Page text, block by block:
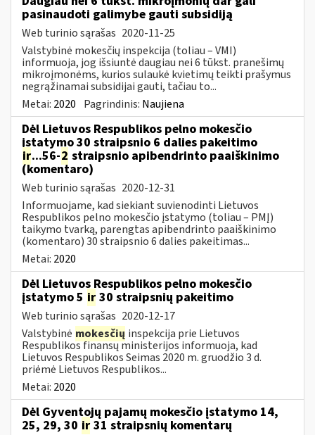
pasinaudoti galimybe gauti subsidiją
Web turinio sąrašas 2020-11-25
Valstybinė mokesčių inspekcija (toliau – VMI)
informuoja, jog išsiuntė daugiau nei 6 tūkst. pranešimų
mikroįmonėms, kurios sulaukė kvietimų teikti prašymus
negrąžinamai subsidijai gauti, tačiau to...
Metai: 2020 Pagrindinis: Naujiena
Dėl Lietuvos Respublikos pelno mokesčio
įstatymo 30 straipsnio 6 dalies pakeitimo
ir...56-2 straipsnio apibendrinto paaiškinimo
(komentaro)
Web turinio sąrašas 2020-12-31
Informuojame, kad siekiant suvienodinti Lietuvos
Respublikos pelno mokesčio įstatymo (toliau – PMĮ)
taikymo tvarką, parengtas apibendrinto paaiškinimo
(komentaro) 30 straipsnio 6 dalies pakeitimas...
Metai: 2020
Dėl Lietuvos Respublikos pelno mokesčio
įstatymo 5 ir 30 straipsnių pakeitimo
Web turinio sąrašas 2020-12-17
Valstybinė mokesčių inspekcija prie Lietuvos
Respublikos finansų ministerijos informuoja, kad
Lietuvos Respublikos Seimas 2020 m. gruodžio 3 d.
priėmė Lietuvos Respublikos...
Metai: 2020
Dėl Gyventojų pajamų mokesčio įstatymo 14,
25, 29, 30 ir 31 straipsnių komentarų